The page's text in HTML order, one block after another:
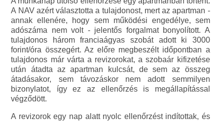
A NAV azért választotta a tulajdonost, mert az apartman -
annak ellenére, hogy sem működési engedélye, sem
adószáma nem volt - jelentős forgalmat bonyolított. A
tulajdonos három franciaágyas szobát adott ki 3000
forint/óra összegért. Az előre megbeszélt időpontban a
tulajdonos már várta a revizorokat, a szobaár kifizetése
után átadta az apartman kulcsát, de sem az összeg
átadásakor, sem távozáskor nem adott semmilyen
bizonylatot, így ez az ellenőrzés is megállapítással
végződött.
A revizorok egy nap alatt nyolc ellenőrzést indítottak, és